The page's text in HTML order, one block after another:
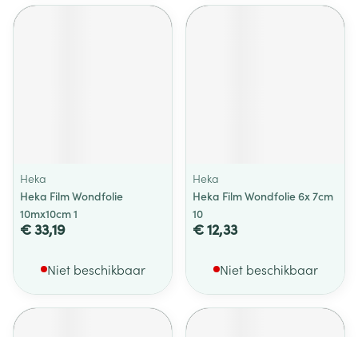
Heka
Heka Film Wondfolie
10mx10cm 1
€ 33,19
Niet beschikbaar
Heka
Heka Film Wondfolie 6x 7cm
10
€ 12,33
Niet beschikbaar